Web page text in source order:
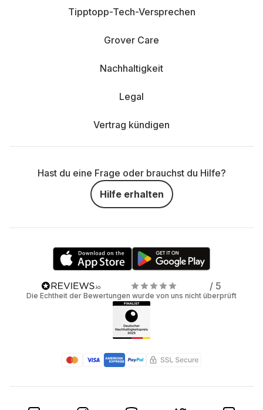
Tipptopp-Tech-Versprechen
Grover Care
Nachhaltigkeit
Legal
Vertrag kündigen
Hast du eine Frage oder brauchst du Hilfe?
Hilfe erhalten
/ 5
Die Echtheit der Bewertungen wurde von uns nicht überprüft